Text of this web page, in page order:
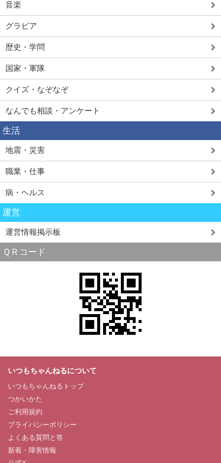
音楽
グラビア
歴史・学問
国家・軍隊
クイズ・なぞなぞ
なんでも相談・アンケート
生活
地震・災害
職業・仕事
病・ヘルス
運営
運営情報掲示板
ＱＲコード
いつもちゃんねるについて
いつもちゃんねるトップ
つかいかた
ご利用規約
プライバシーポリシー
よくある質問と答
新着・障害情報